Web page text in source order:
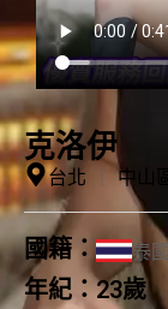
克洛伊
台北 ｜ 中山區
國籍： 泰
年紀：23歲